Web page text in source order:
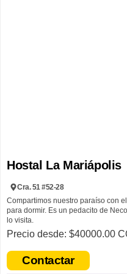
Hostal La Mariápolis
Cra. 51 #52-28
Compartimos nuestro paraíso con
para dormir. Es un pedacito de
lo visita.
solo un hostal, sino un refugio del
acompaña los sueños, donde
memorias. Su esencia vibra en la
Precio desde: $40000.00
Contactar